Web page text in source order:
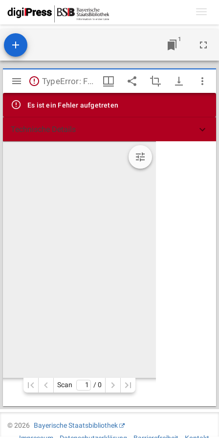
1
Mirador
Viewer
TypeError: Failed to fetch
Es ist ein Fehler aufgetreten
Technische Details
Scan / 0
©2026
Bayerische Staatsbibliothek